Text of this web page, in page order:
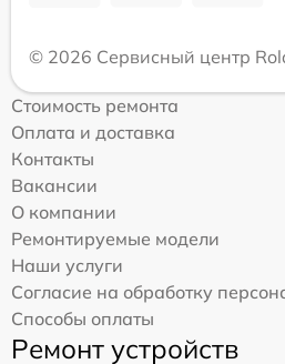
© 2026 Сервисный центр
Стоимость ремонта
Оплата и доставка
Контакты
Вакансии
О компании
Ремонтируемые модели
Наши услуги
Согласие на обработку
Способы оплаты
Ремонт устройств